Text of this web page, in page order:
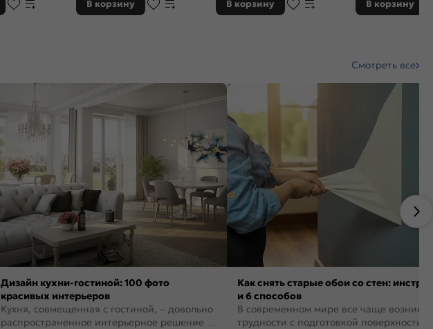
В корзину В корзину В корзину
Смотреть все
Дизайн кухни-гостиной: 100 фото
красивых интерьеров
Кухня, совмещенная с гостиной, – довольно
распространенное интерьерное решение в
Как снять старые обои со стен:
и 6 способов
В современном мире все чаще
трудности с подготовкой поверхности